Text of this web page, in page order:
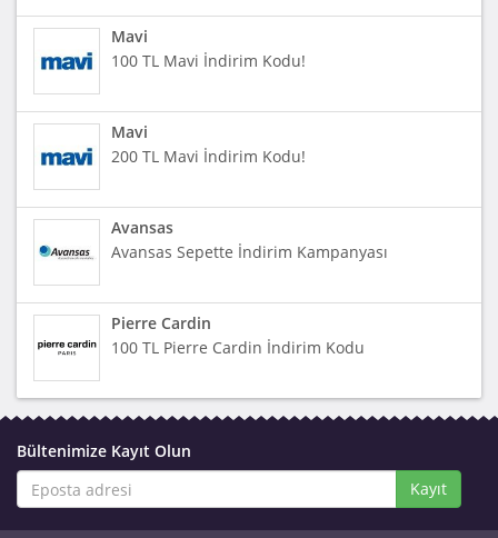
Mavi
100 TL Mavi İndirim Kodu!
Mavi
200 TL Mavi İndirim Kodu!
Avansas
Avansas Sepette İndirim Kampanyası
Pierre Cardin
100 TL Pierre Cardin İndirim Kodu
Bültenimize Kayıt Olun
Kayıt